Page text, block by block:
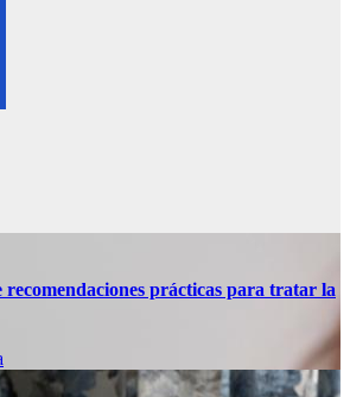
recomendaciones prácticas para tratar la